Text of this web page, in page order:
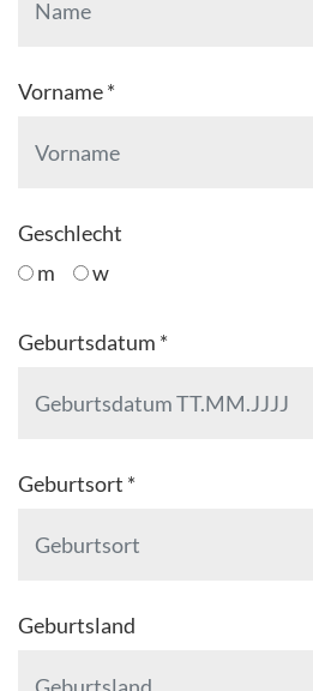
Vorname *
Geschlecht
m
w
Geburtsdatum *
Geburtsort *
Geburtsland